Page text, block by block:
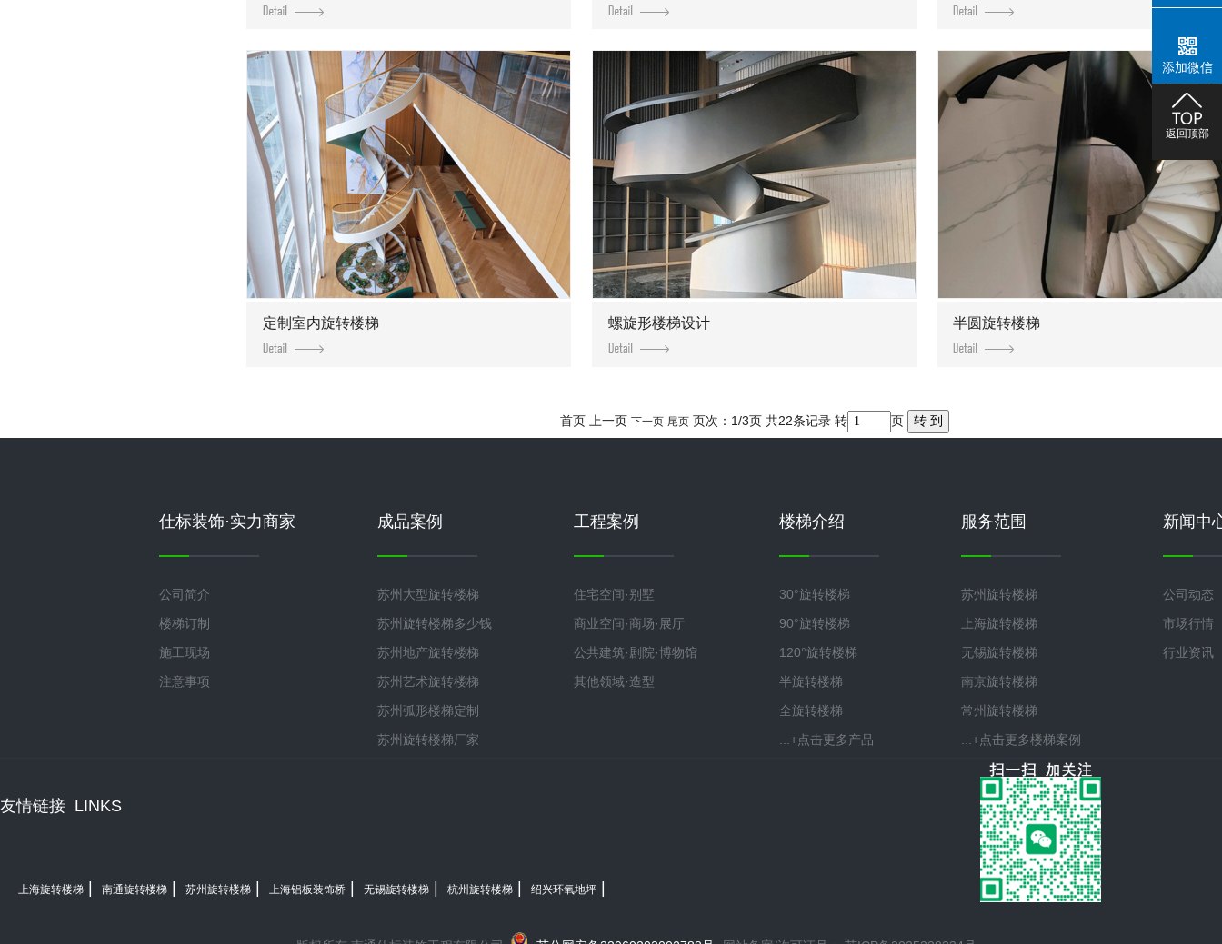
定制室内旋转楼梯 螺旋形楼梯设计 半圆旋转楼梯
首页 上一页 下一页 尾页 页次：1/3页 共22条记录 转 页
仕标装饰·实力商家
公司简介
楼梯订制
施工现场
注意事项
成品案例
苏州大型旋转楼梯
苏州旋转楼梯多少钱
苏州地产旋转楼梯
苏州艺术旋转楼梯
苏州弧形楼梯定制
苏州旋转楼梯厂家
工程案例
住宅空间·别墅
商业空间·商场·展厅
公共建筑·剧院·博物馆
其他领域·造型
楼梯介绍
30°旋转楼梯
90°旋转楼梯
120°旋转楼梯
半旋转楼梯
全旋转楼梯
...+点击更多产品
服务范围
苏州旋转楼梯
上海旋转楼梯
无锡旋转楼梯
南京旋转楼梯
常州旋转楼梯
...+点击更多楼梯案例
新闻中
公司动态
市场行情
行业资讯
友情链接 LINKS
上海旋转楼梯 南通旋转楼梯 苏州旋转楼梯 上海铝板装饰桥 无锡旋转楼梯 杭州旋转楼梯 绍兴环氧地坪
添加微信
返回顶部